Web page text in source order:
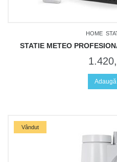
HOME
STATIE METEO
Vândut